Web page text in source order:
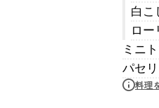
白こ
ロー
ミニ
パセリ
料理